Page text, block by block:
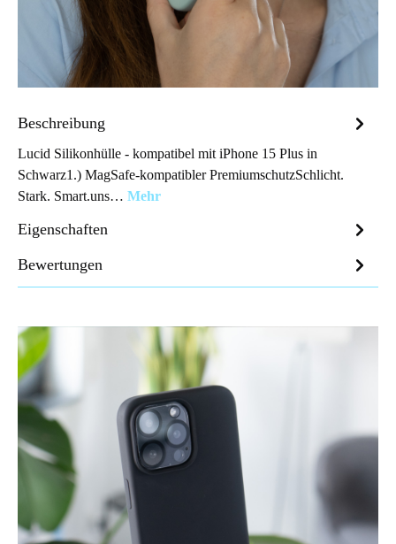
Beschreibung
Lucid Silikonhülle - kompatibel mit iPhone 15 Plus in
Schwarz1.) MagSafe-kompatibler PremiumschutzSchlicht.
Stark. Smart.uns… Mehr
Eigenschaften
Bewertungen